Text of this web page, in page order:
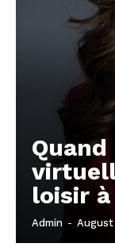
loisir
Admin -